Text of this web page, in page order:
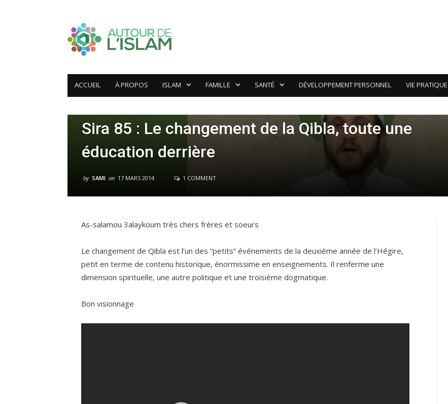
ACCUEIL À PROPOS ISLAM FAMILLE SANTÉ DÉVELOPPEMENT PERSONNEL VIE PRATIQUE
Sira 85 : Le changement de la Qibla, toute une
éducation derrière
by SAMI on 17 MARS 2014 1 COMMENT
As-salamou 3alaykoum très chers frères et soeurs
Le changement de Qibla est l’un des “petits” événements de la deuxième année de l’Hégire,
petit en terme de contenu historique, énormissime en enseignements. Il renferme une
dimension spirituelle, une autre politique et une troisième dogmatique.
Bon visionnage